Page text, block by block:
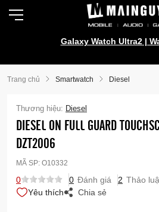
Galaxy Watch Ultra2 |
Trang chủ Smartwatch Diesel
Thương hiệu: Diesel
DIESEL ON FULL GUARD
DZT2006
MÃ SP: O10332
0 0 Đánh giá 2 Thảo
Yêu thích
Chia sẻ